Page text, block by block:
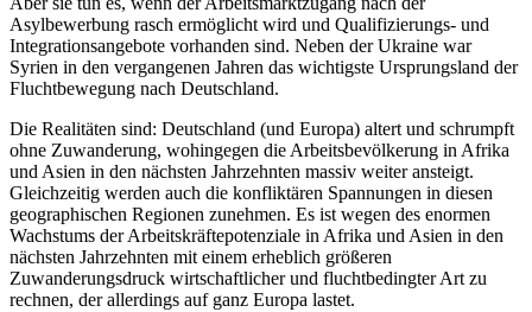
Asylbewerbung rasch ermöglicht wird und Qualifizierungs- und
Integrationsangebote vorhanden sind. Neben der Ukraine war
Syrien in den vergangenen Jahren das wichtigste Ursprungsland der
Fluchtbewegung nach Deutschland.
Die Realitäten sind: Deutschland (und Europa) altert und schrumpft
ohne Zuwanderung, wohingegen die Arbeitsbevölkerung in Afrika
und Asien in den nächsten Jahrzehnten massiv weiter ansteigt.
Gleichzeitig werden auch die konfliktären Spannungen in diesen
geographischen Regionen zunehmen. Es ist wegen des enormen
Wachstums der Arbeitskräftepotenziale in Afrika und Asien in den
nächsten Jahrzehnten mit einem erheblich größeren
Zuwanderungsdruck wirtschaftlicher und fluchtbedingter Art zu
rechnen, der allerdings auf ganz Europa lastet.